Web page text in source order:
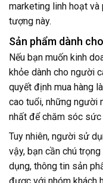
marketing linh hoạt
tượng này.
Sản phẩm dành
Nếu bạn muốn kinh
khỏe dành cho người
quyết định mua hàng
cao tuổi, những người
nhất để chăm sóc sức
Tuy nhiên, người sử
vậy, bạn cần chú
dụng, thông tin sản